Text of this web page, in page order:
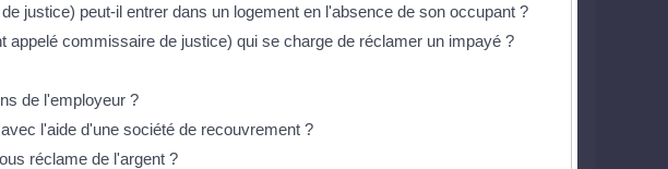
justice) peut-il entrer dans un logement en l'absence de son occupant ?
appelé commissaire de justice) qui se charge de réclamer un impayé ?
de l'employeur ?
l'aide d'une société de recouvrement ?
réclame de l'argent ?